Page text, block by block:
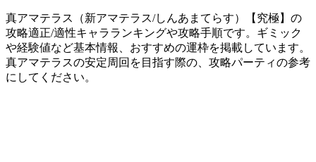
真アマテラス（新アマテラス/しんあまてらす）【究極】の
攻略適正/適性キャラランキングや攻略手順です。ギミック
や経験値など基本情報、おすすめの運枠を掲載しています。
真アマテラスの安定周回を目指す際の、攻略パーティの参考
にしてください。